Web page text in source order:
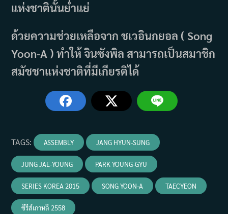
แห่งชาตินั้นย่ำแย่
ด้วยความช่วยเหลือจาก ชเวอินกยอล ( Song
Yoon-A ) ทำให้ จินซังพิล สามารถเป็นสมาชิก
สมัชชาแห่งชาติที่มีเกียรติได้
TAGS: ASSEMBLY JANG HYUN-SUNG
JUNG JAE-YOUNG PARK YOUNG-GYU
SERIES KOREA 2015 SONG YOON-A TAECYEON
ซีรีส์เกาหลี 2558